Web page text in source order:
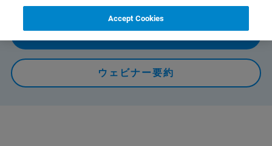
オンデマンドで視聴する
ウェビナー要約
Accept Cookies